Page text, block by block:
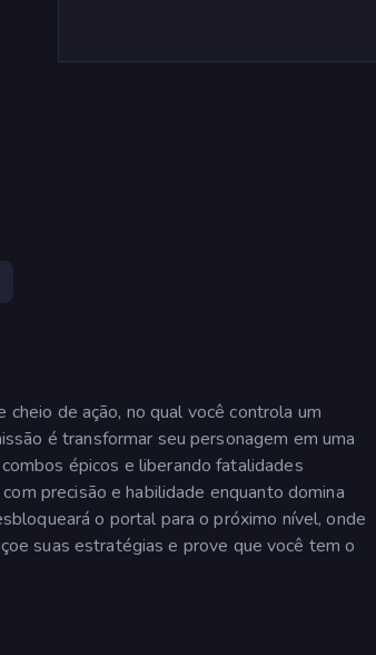
de ação, no qual você controla um
é transformar seu personagem em uma
épicos e liberando fatalidades
precisão e habilidade enquanto domina
o portal para o próximo nível, onde
suas estratégias e prove que você tem o